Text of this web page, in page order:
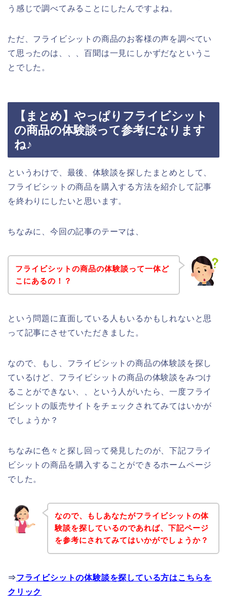
う感じで調べてみることにしたんですよね。
ただ、フライビシットの商品のお客様の声を調べてい
て思ったのは、、、百聞は一見にしかずだなというこ
とでした。
【まとめ】やっぱりフライビシット
の商品の体験談って参考になります
ね♪
というわけで、最後、体験談を探したまとめとして、
フライビシットの商品を購入する方法を紹介して記事
を終わりにしたいと思います。
ちなみに、今回の記事のテーマは、
フライビシットの商品の体験談って一体ど
こにあるの！？
という問題に直面している人もいるかもしれないと思
って記事にさせていただきました。
なので、もし、フライビシットの商品の体験談を探し
ているけど、フライビシットの商品の体験談をみつけ
ることができない、、という人がいたら、一度フライ
ビシットの販売サイトをチェックされてみてはいかが
でしょうか？
ちなみに色々と探し回って発見したのが、下記フライ
ビシットの商品を購入することができるホームページ
でした。
なので、もしあなたがフライビシットの体
験談を探しているのであれば、下記ページ
を参考にされてみてはいかがでしょうか？
⇒フライビシットの体験談を探している方はこちらを
クリック